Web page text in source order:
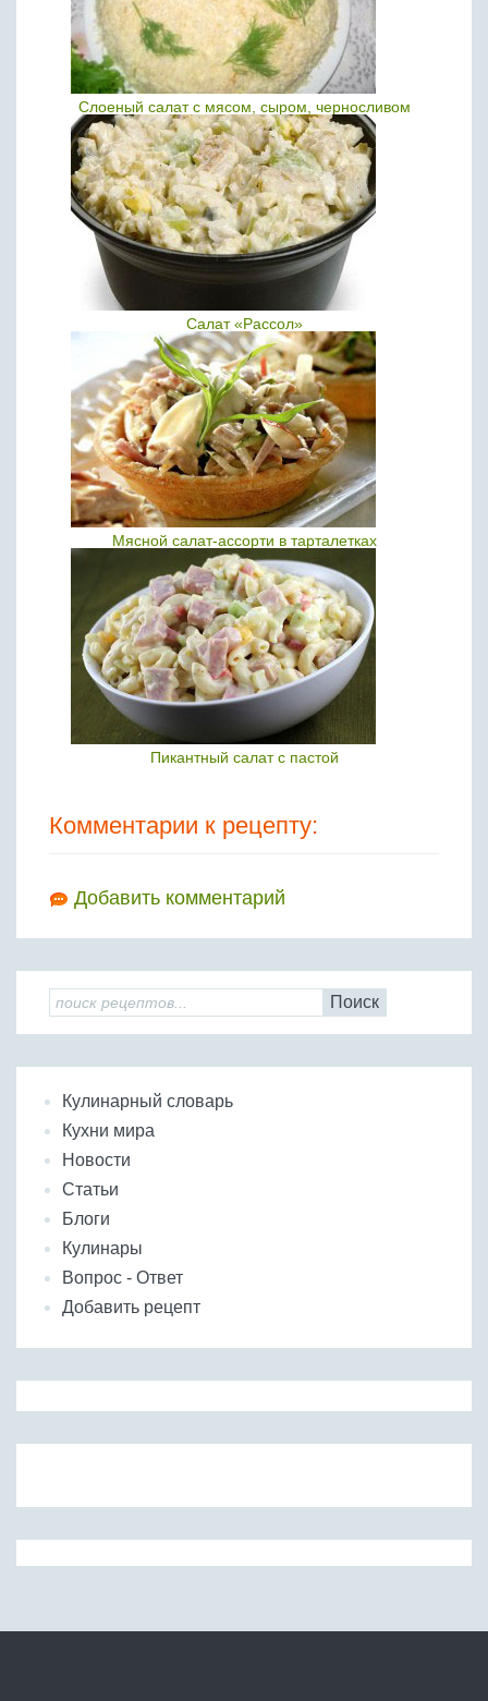
Слоеный салат с мясом, сыром, черносливом
Салат «Рассол»
Мясной салат-ассорти в тарталетках
Пикантный салат с пастой
Комментарии к рецепту:
Добавить комментарий
Поиск
Кулинарный словарь
Кухни мира
Новости
Статьи
Блоги
Кулинары
Вопрос - Ответ
Добавить рецепт